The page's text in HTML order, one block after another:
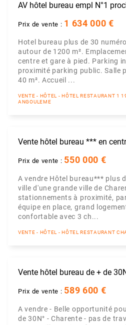
AV hôtel bureau empl N°1
Prix de vente : 1 634 000 €
Hotel bureau plus de 30
autour de 1200 m².
centre et gare à pied. Parking
proximité parking public. Salle
40 m². Accueil ...
VENTE - HÔTEL - HÔTEL RESTAURANT 1
ANGOULEME
Vente hôtel bureau *** en
Prix de vente : 550 000 €
A vendre Hôtel bureau*** plus
ville d'une grande ville de
stationnements à proximité,
équipe en place, grand
confortable avec 3 ch...
VENTE - HÔTEL - HÔTEL RESTAURANT
Vente hôtel bureau de + de
Prix de vente : 589 600 €
A vendre - Belle opportunité
de 30N° - Charente - pas de